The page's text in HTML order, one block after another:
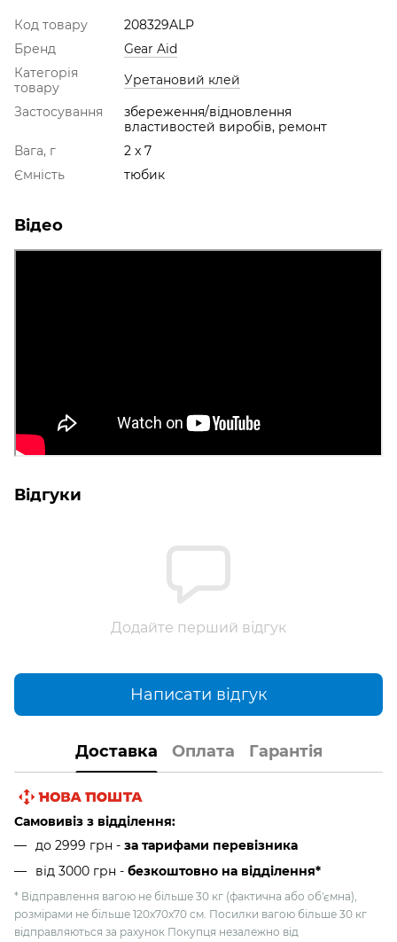
Код товару
208329ALP
Бренд
Gear Aid
Категорія
товару
Уретановий клей
Застосування
збереження/відновлення
властивостей виробів, ремонт
Вага, г
2 x 7
Ємність
тюбик
Відео
Відгуки
Додайте перший відгук
Написати відгук
Доставка Оплата Гарантія
Самовивіз з відділення:
до 2999 грн - за тарифами перевізника
від 3000 грн - безкоштовно на відділення*
* Відправлення вагою не більше 30 кг (фактична або об'ємна),
розмірами не більше 120х70х70 см. Посилки вагою більше 30 кг
відправляються за рахунок Покупця незалежно від